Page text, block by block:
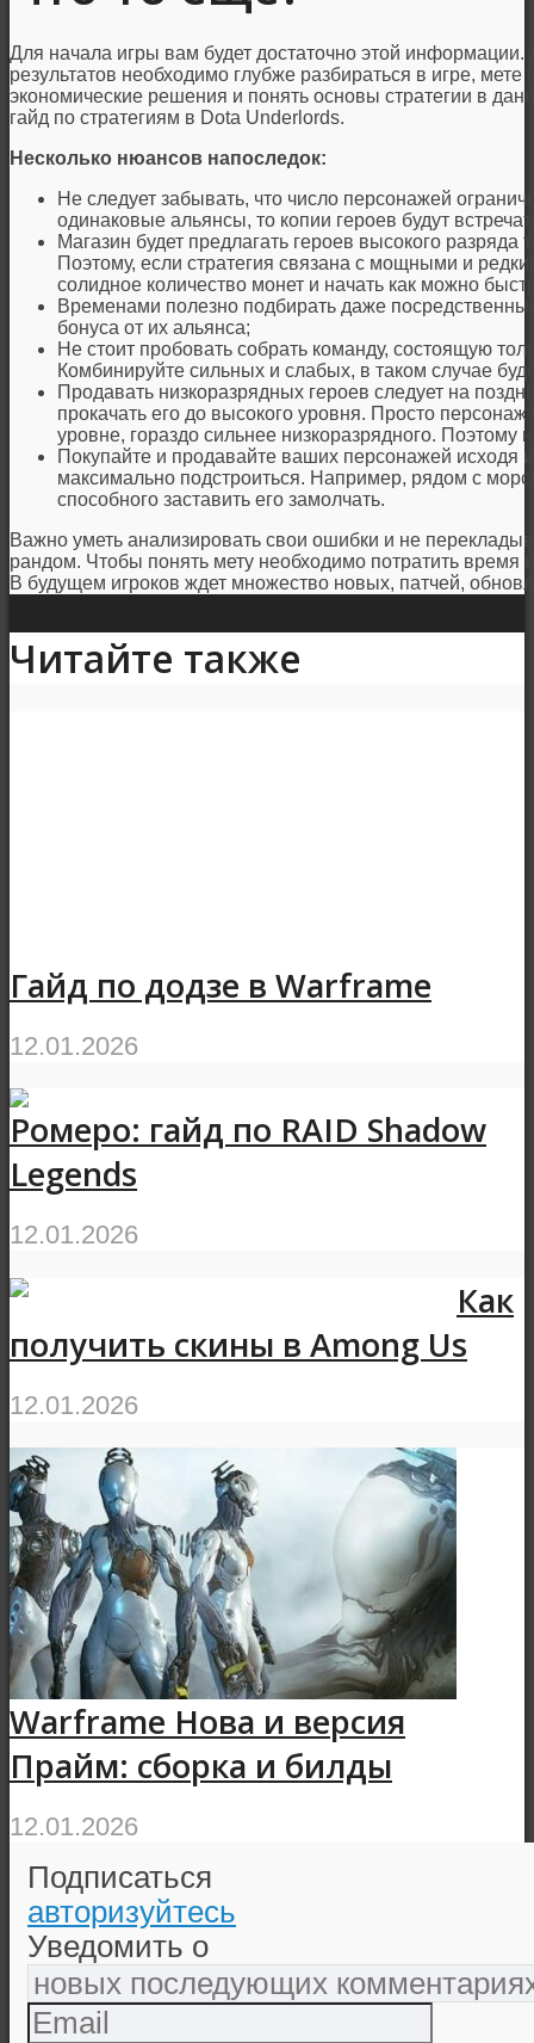
Для начала игры вам будет достаточно этой информации.
результатов необходимо глубже разбираться в игре,
экономические решения и понять основы стратегии в
гайд по стратегиям в Dota Underlords.
Несколько нюансов напоследок:
Не следует забывать, что число персонажей
одинаковые альянсы, то копии героев будут
Магазин будет предлагать героев высокого разряда
Поэтому, если стратегия связана с мощными и
солидное количество монет и начать как можно
Временами полезно подбирать даже
бонуса от их альянса;
Не стоит пробовать собрать команду, состоящую
Комбинируйте сильных и слабых, в таком случае
Продавать низкоразрядных героев следует на
прокачать его до высокого уровня. Просто
уровне, гораздо сильнее низкоразрядного. Поэтому
Покупайте и продавайте ваших персонажей исходя
максимально подстроиться. Например, рядом с
способного заставить его замолчать.
Важно уметь анализировать свои ошибки и не
рандом. Чтобы понять мету необходимо потратить время
В будущем игроков ждет множество новых, патчей,
Читайте также
Гайд по додзе в Warframe
12.01.2026
Ромеро: гайд по RAID Shadow
Legends
12.01.2026
Как
получить скины в Among Us
12.01.2026
Warframe Нова и версия
Прайм: сборка и билды
12.01.2026
Подписаться
авторизуйтесь
Уведомить о